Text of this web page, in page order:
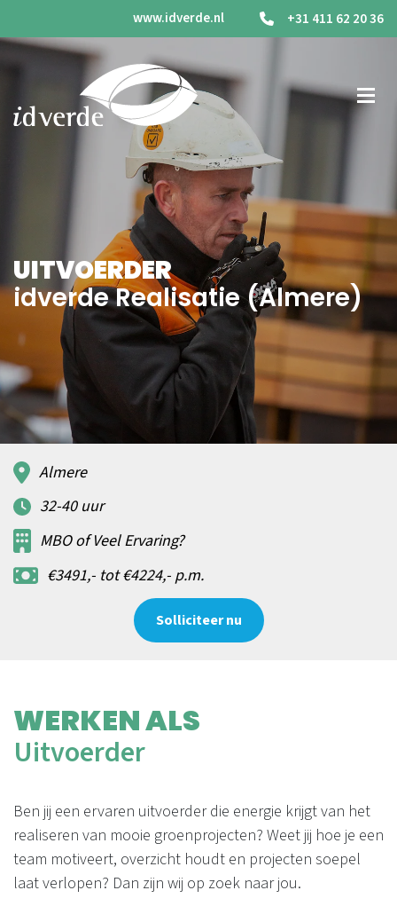
www.idverde.nl +31 411 62 20 36
UITVOERDER
idverde Realisatie (Almere)
Almere
32-40 uur
MBO of Veel Ervaring?
€3491,- tot €4224,- p.m.
Solliciteer nu
WERKEN ALS
Uitvoerder
Ben jij een ervaren uitvoerder die energie krijgt van het
realiseren van mooie groenprojecten? Weet jij hoe je een
team motiveert, overzicht houdt en projecten soepel
laat verlopen? Dan zijn wij op zoek naar jou.